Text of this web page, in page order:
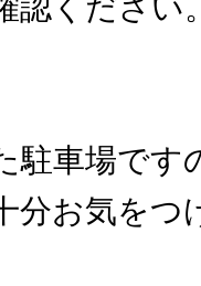
認ください
車場です
分お気をつ